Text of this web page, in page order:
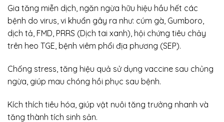
Gia tăng miễn dịch, ngăn ngừa hữu hiệu hầu hết các
bệnh do virus, vi khuẩn gây ra như: cúm gà, Gumboro,
dịch tả, FMD, PRRS (Dịch tai xanh), hội chứng tiêu chảy
trên heo TGE, bệnh viêm phổi địa phương (SEP).
Chống stress, tăng hiệu quả sử dụng vaccine sau chủng
ngừa, giúp mau chóng hồi phục sau bệnh.
Kích thích tiêu hóa, giúp vật nuôi tăng trưởng nhanh và
tăng thành tích sinh sản.